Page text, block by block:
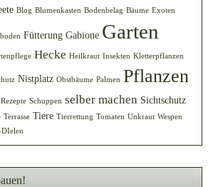
Blog Blumenkasten Bodenbelag Bäume Exoten
Fütterung Gabione Garten
Hecke Heilkraut Insekten Kletterpflanzen
Nistplatz Obstbäume Palmen Pflanzen
Rezepte Schuppen selber machen Sichtschutz
Terrasse Tiere Tierrettung Tomaten Unkraut Wespen
DIelen